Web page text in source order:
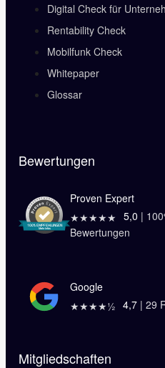
Digital Check für
Rentability Check
Mobilfunk Check
Whitepaper
Glossar
Bewertungen
Proven Expert
★★★★★ 5,0 | 100
Bewertungen
Google
★★★★½ 4,7| 29
Mitgliedschaften